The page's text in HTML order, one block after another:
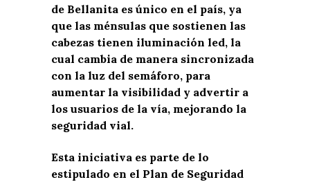
de Bellanita es único en el país, ya
que las ménsulas que sostienen las
cabezas tienen iluminación led, la
cual cambia de manera sincronizada
con la luz del semáforo, para
aumentar la visibilidad y advertir a
los usuarios de la vía, mejorando la
seguridad vial.
Esta iniciativa es parte de lo
estipulado en el Plan de Seguridad